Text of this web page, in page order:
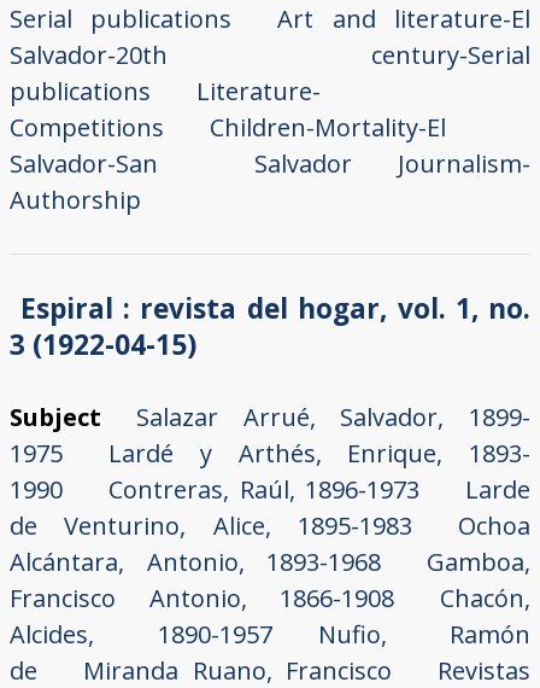
Serial publications
Art and literature-El
Salvador-20th century-Serial
publications
Literature-
Competitions
Children-Mortality-El
Salvador-San Salvador
Journalism-
Authorship
Espiral : revista del hogar, vol. 1, no.
3 (1922-04-15)
Subject
Salazar Arrué, Salvador, 1899-
1975
Lardé y Arthés, Enrique, 1893-
1990
Contreras, Raúl, 1896-1973
Larde
de Venturino, Alice, 1895-1983
Ochoa
Alcántara, Antonio, 1893-1968
Gamboa,
Francisco Antonio, 1866-1908
Chacón,
Alcides, 1890-1957
Nufio, Ramón
de
Miranda Ruano, Francisco
Revistas